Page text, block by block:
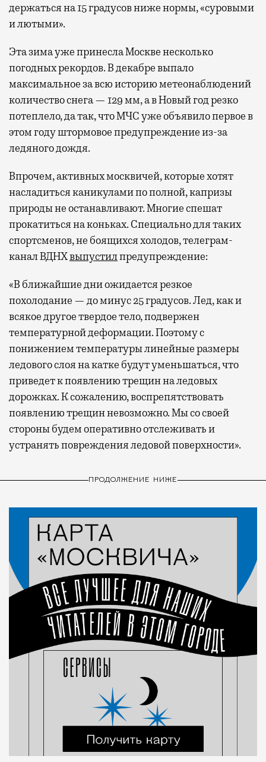
держаться на 15 градусов ниже нормы, «суровыми
и лютыми».
Эта зима уже принесла Москве несколько
погодных рекордов. В декабре выпало
максимальное за всю историю метеонаблюдений
количество снега — 129 мм, а в Новый год резко
потеплело, да так, что МЧС уже объявило первое в
этом году штормовое предупреждение из-за
ледяного дождя.
Впрочем, активных москвичей, которые хотят
насладиться каникулами по полной, капризы
природы не останавливают. Многие спешат
прокатиться на коньках. Специально для таких
спортсменов, не боящихся холодов, телеграм-
канал ВДНХвыпустилпредупреждение:
«В ближайшие дни ожидается резкое
похолодание — до минус 25 градусов. Лед, как и
всякое другое твердое тело, подвержен
температурной деформации. Поэтому с
понижением температуры линейные размеры
ледового слоя на катке будут уменьшаться, что
приведет к появлению трещин на ледовых
дорожках. К сожалению, воспрепятствовать
появлению трещин невозможно. Мы со своей
стороны будем оперативно отслеживать и
устранять повреждения ледовой поверхности».
ПРОДОЛЖЕНИЕ НИЖЕ